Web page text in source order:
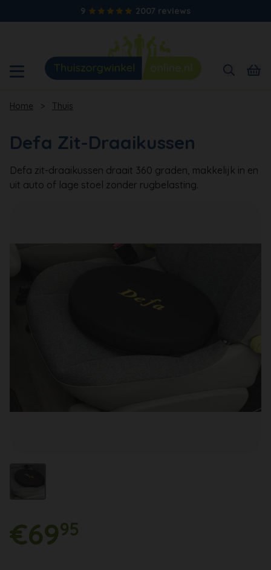
9 2007 reviews
Home > Thuis
Defa Zit-Draaikussen
Defa zit-draaikussen draait 360 graden, makkelijk in en
uit auto of lage stoel zonder rugbelasting.
€6995